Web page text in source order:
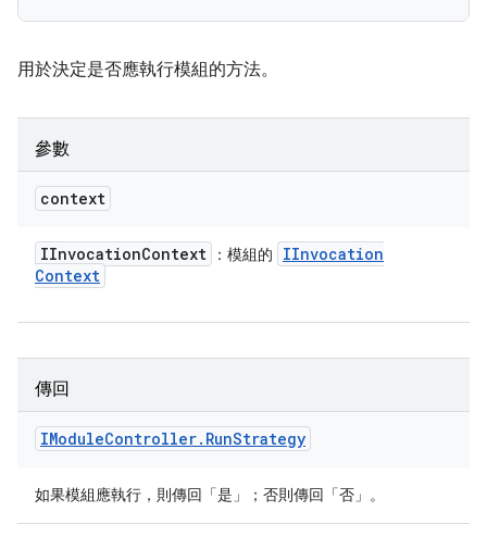
用於決定是否應執行模組的方法。
參數
context
IInvocationContext ：模組的
IInvocation
Context
傳回
IModuleController. RunStrategy
如果模組應執行，則傳回「是」；否則傳回「否」。